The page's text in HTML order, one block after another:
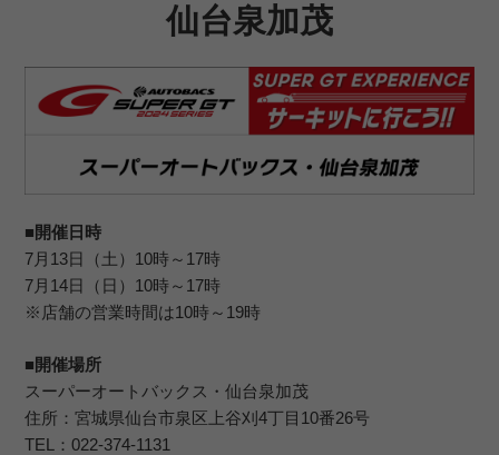
仙台泉加茂
■開催日時
7月13日（土）10時～17時
7月14日（日）10時～17時
※店舗の営業時間は10時～19時
■開催場所
スーパーオートバックス・仙台泉加茂
住所：宮城県仙台市泉区上谷刈4丁目10番26号
TEL：022-374-1131